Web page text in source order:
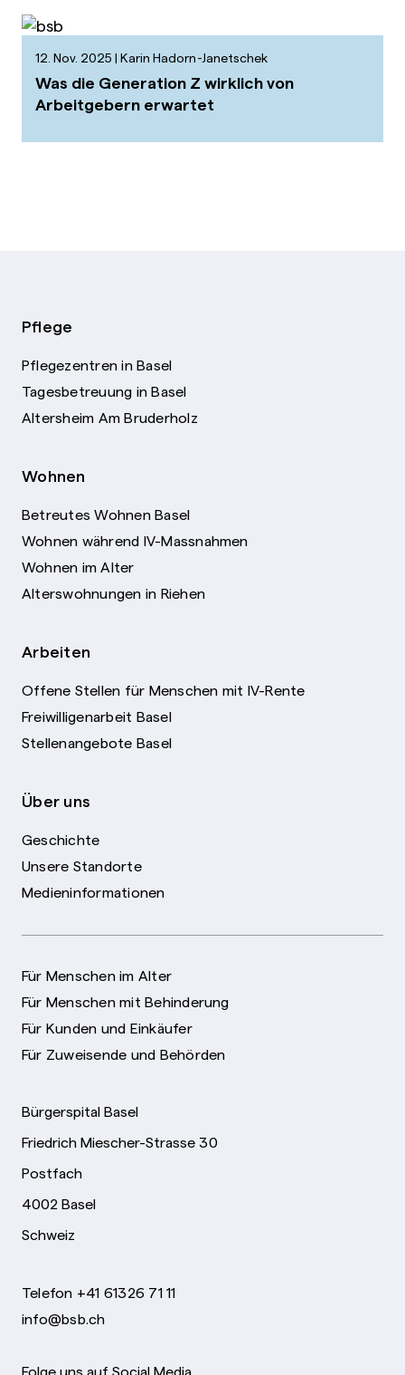
12. Nov. 2025 Karin Hadorn-Janetschek
Was die Generation Z wirklich von
Arbeitgebern erwartet
Pflege
Pflegezentren in Basel
Tagesbetreuung in Basel
Altersheim Am Bruderholz
Wohnen
Betreutes Wohnen Basel
Wohnen während IV-Massnahmen
Wohnen im Alter
Alterswohnungen in Riehen
Arbeiten
Offene Stellen für Menschen mit IV-Rente
Freiwilligenarbeit Basel
Stellenangebote Basel
Über uns
Geschichte
Unsere Standorte
Medieninformationen
Für Menschen im Alter
Für Menschen mit Behinderung
Für Kunden und Einkäufer
Für Zuweisende und Behörden
Bürgerspital Basel
Friedrich Miescher-Strasse 30
Postfach
4002 Basel
Schweiz
Telefon +41 61326 71 11
info@bsb.ch
Folge uns auf Social Media